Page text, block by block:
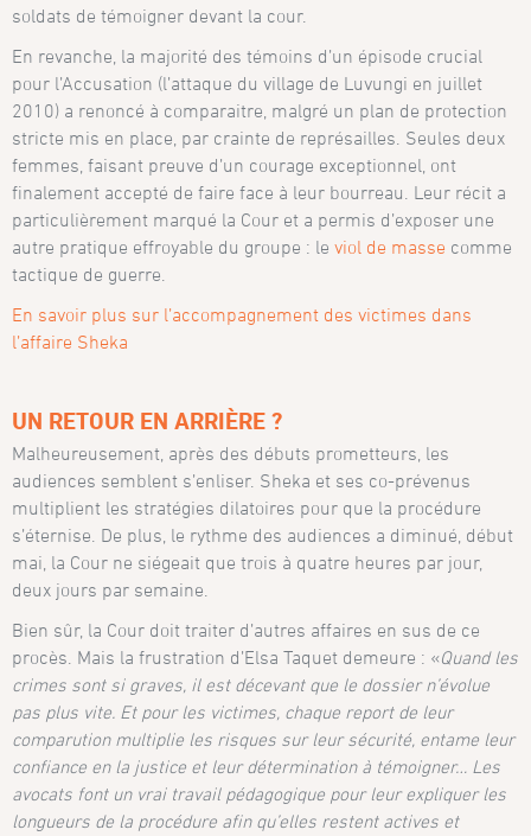
soldats de témoigner devant la cour.
En revanche, la majorité des témoins d’un épisode crucial
pour l’Accusation (l’attaque du village de Luvungi en juillet
2010) a renoncé à comparaitre, malgré un plan de protection
stricte mis en place, par crainte de représailles. Seules deux
femmes, faisant preuve d’un courage exceptionnel, ont
finalement accepté de faire face à leur bourreau. Leur récit a
particulièrement marqué la Cour et a permis d’exposer une
autre pratique effroyable du groupe : leviol de masse comme
tactique de guerre.
En savoir plus sur l’accompagnement des victimes dans
l’affaire Sheka
UN RETOUR EN ARRIÈRE ?
Malheureusement, après des débuts prometteurs, les
audiences semblent s’enliser. Sheka et ses co-prévenus
multiplient les stratégies dilatoires pour que la procédure
s’éternise. De plus, le rythme des audiences a diminué, début
mai, la Cour ne siégeait que trois à quatre heures par jour,
deux jours par semaine.
Bien sûr, la Cour doit traiter d’autres affaires en sus de ce
procès. Mais la frustration d’Elsa Taquet demeure : «Quand les
crimes sont si graves, il est décevant que le dossier n’évolue
pas plus vite. Et pour les victimes, chaque report de leur
comparution multiplie les risques sur leur sécurité, entame leur
confiance en la justice et leur détermination à témoigner… Les
avocats font un vrai travail pédagogique pour leur expliquer les
longueurs de la procédure afin qu’elles restent actives et